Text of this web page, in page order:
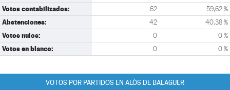
Votos contabilizados: 62 59,62 %
Abstenciones: 42 40,38 %
Votos nulos: 0 0 %
Votos en blanco: 0 0 %
VOTOS POR PARTIDOS EN ALÒS DE BALAGUER